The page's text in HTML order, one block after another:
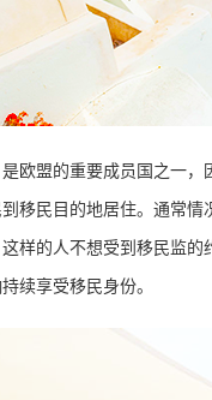
欧盟的重要成员国之一
移民目的地居住。通常
样的人不想受到移民监的
续享受移民身份。